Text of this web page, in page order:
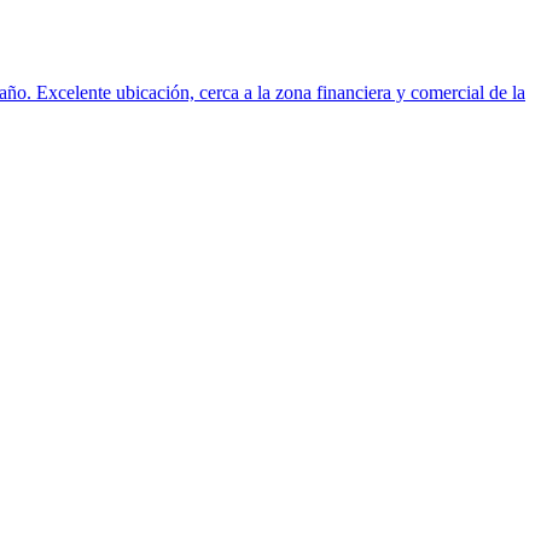
Excelente ubicación, cerca a la zona financiera y comercial de la